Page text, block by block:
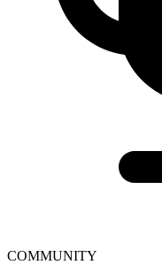
COMMUNITY